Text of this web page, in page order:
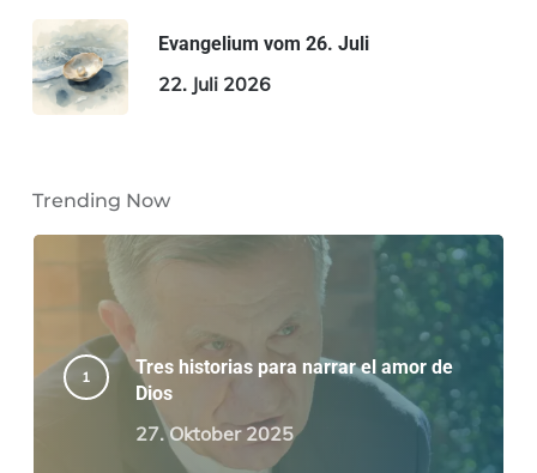
Evangelium vom 26. Juli
22. Juli 2026
Trending Now
Tres historias para narrar el amor de
Dios
27. Oktober 2025